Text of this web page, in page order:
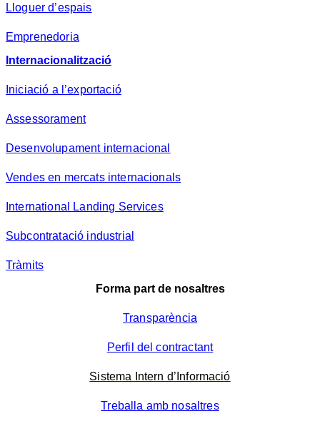
Lloguer d’espais
Emprenedoria
Internacionalització
Iniciació a l’exportació
Assessorament
Desenvolupament internacional
Vendes en mercats internacionals
International Landing Services
Subcontratació industrial
Tràmits
Forma part de nosaltres
Transparència
Perfil del contractant
Sistema Intern d’Informació
Treballa amb nosaltres